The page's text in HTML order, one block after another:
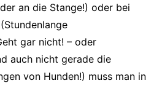
an die Stange!) oder bei
gar nicht! – oder
auch nicht gerade die
von Hunden!) muss man in